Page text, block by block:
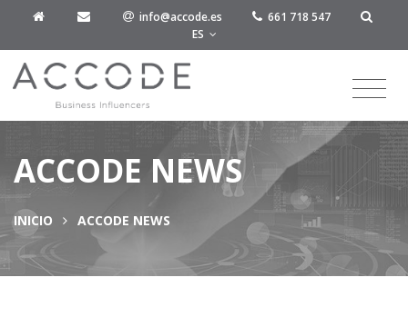
info@accode.es
661 718 547
ES
ACCODE NEWS
INICIO ACCODE NEWS